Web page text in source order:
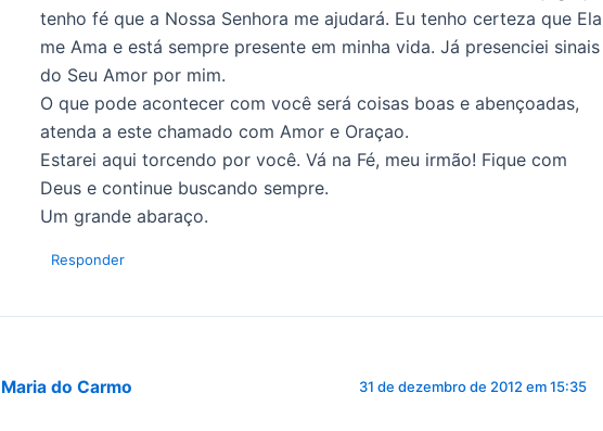
tenho fé que a Nossa Senhora me ajudará. Eu tenho certeza que Ela
me Ama e está sempre presente em minha vida. Já presenciei sinais
do Seu Amor por mim.
O que pode acontecer com você será coisas boas e abençoadas,
atenda a este chamado com Amor e Oraçao.
Estarei aqui torcendo por você. Vá na Fé, meu irmão! Fique com
Deus e continue buscando sempre.
Um grande abaraço.
Responder
Maria do Carmo 31 de dezembro de 2012 em 15:35